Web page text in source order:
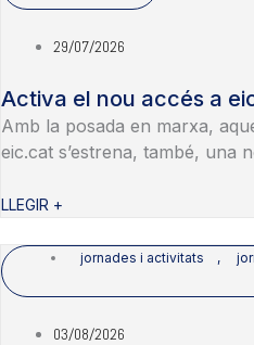
29/07/2026
Activa el nou accés a
Amb la posada en marxa,
eic.cat s’estrena, també, una
LLEGIR +
jornades i activitats ,
03/08/2026